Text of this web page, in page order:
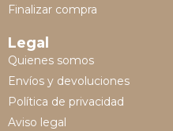
Finalizar compra
Legal
Quienes somos
Envíos y devoluciones
Política de privacidad
Aviso legal